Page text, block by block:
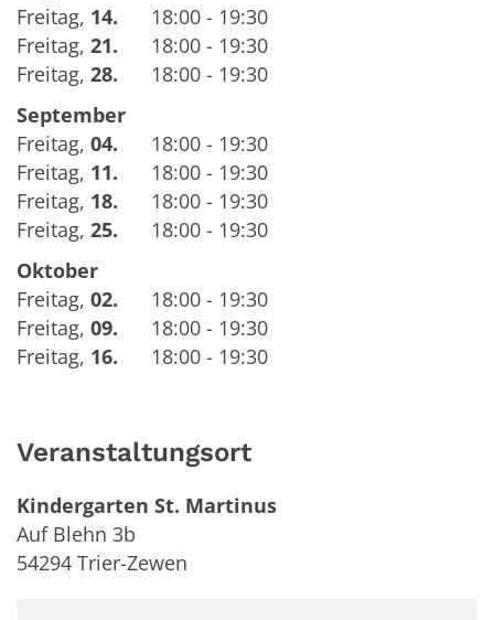
Freitag, 14.
18:00 - 19:30
Freitag, 21.
18:00 - 19:30
Freitag, 28.
18:00 - 19:30
September
Freitag, 04.
18:00 - 19:30
Freitag, 11.
18:00 - 19:30
Freitag, 18.
18:00 - 19:30
Freitag, 25.
18:00 - 19:30
Oktober
Freitag, 02.
18:00 - 19:30
Freitag, 09.
18:00 - 19:30
Freitag, 16. 18:00 - 19:30
Veranstaltungsort
Kindergarten St. Martinus
Auf Blehn 3b
54294 Trier-Zewen